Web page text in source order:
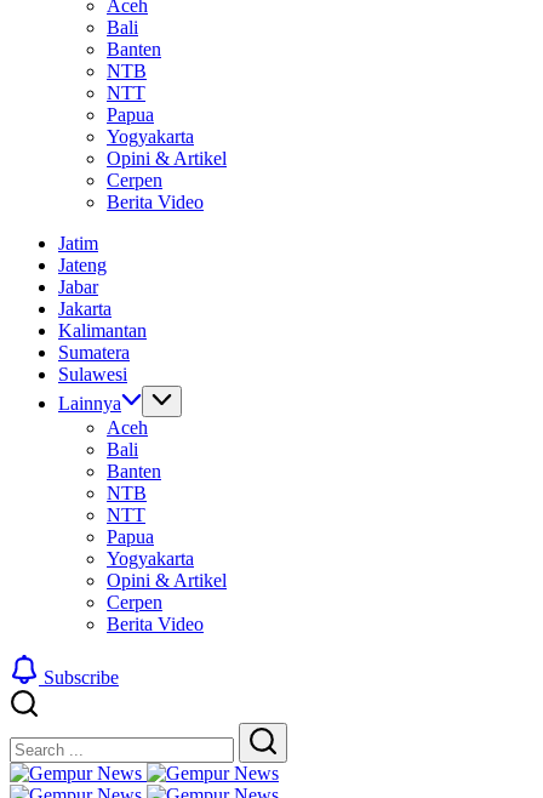
Aceh
Bali
Banten
NTB
NTT
Papua
Yogyakarta
Opini & Artikel
Cerpen
Berita Video
Jatim
Jateng
Jabar
Jakarta
Kalimantan
Sumatera
Sulawesi
Lainnya
Aceh
Bali
Banten
NTB
NTT
Papua
Yogyakarta
Opini & Artikel
Cerpen
Berita Video
Subscribe
Search
Search
Gempur
News
Jelajah
Gempur